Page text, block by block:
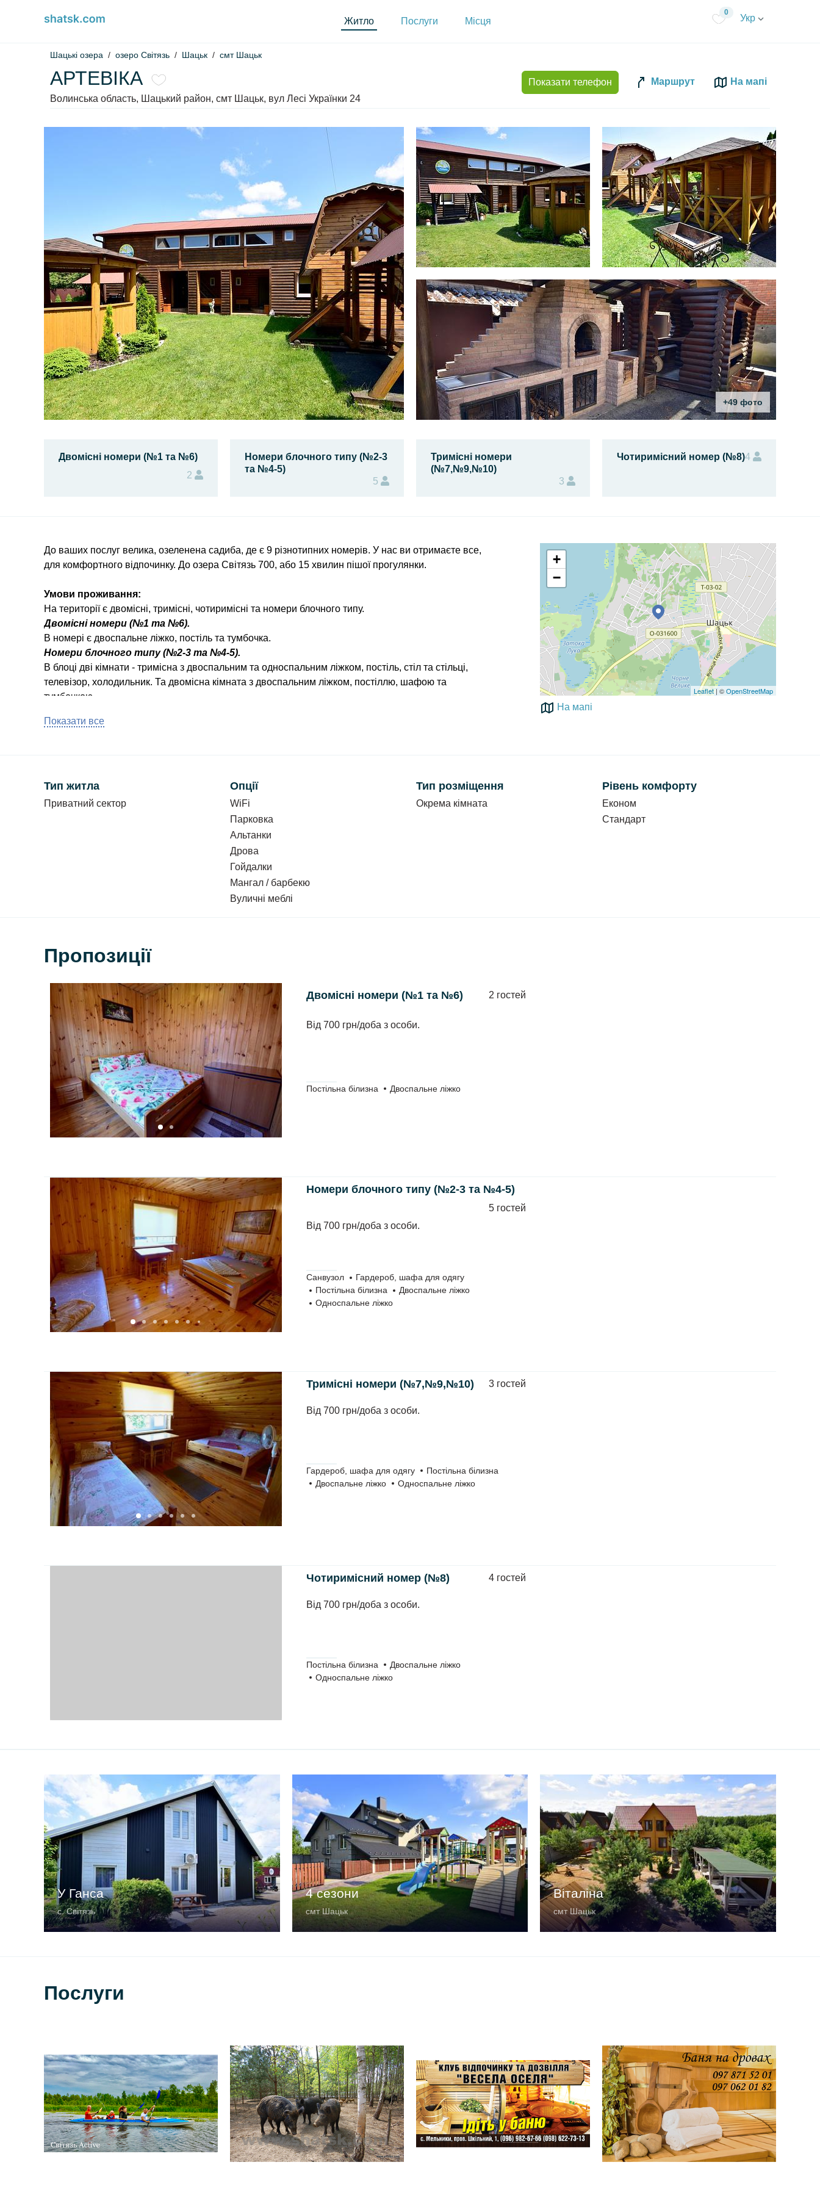
Житло Послуги Місця
0
Укр
Шацькі озера озеро Світязь Шацьк смт Шацьк
АРТЕВІКА
Волинська область, Шацький район, смт Шацьк, вул Лесі Українки 24
Показати телефон Маршрут На мапі
+49 фото
Двомісні номери (№1 та №6)
2
Номери блочного типу (№2-3
та №4-5)
5
Тримісні номери
(№7,№9,№10)
3
Чотиримісний номер (№8)4
До ваших послуг велика, озеленена садиба, де є 9 різнотипних номерів. У нас ви отримаєте все,
для комфортного відпочинку. До озера Світязь 700, або 15 хвилин пішої прогулянки.
Умови проживання:
На території є двомісні, тримісні, чотиримісні та номери блочного типу.
Двомісні номери (№1 та №6).
В номері є двоспальне ліжко, постіль та тумбочка.
Номери блочного типу (№2-3 та №4-5).
В блоці дві кімнати - тримісна з двоспальним та односпальним ліжком, постіль, стіл та стільці,
телевізор, холодильник. Та двомісна кімната з двоспальним ліжком, постіллю, шафою та
тумбочкою.
Тримісні номери (№7,№9,№10).
В номері - двоспальне та два односпальні ліжка, постіль, тумбочки та стіл.
Номери на другому поверсі мають спільний санвузол (душ, туалет, умивальник).
гойдалка;
дитячий майданчик;
пісочниця;
5 альтанок;
дрова (за окрему плату);
ставок, де можна рибалити;
8 мангалів;
шампура;
решітки-гриль.
Показати все
+
−
Leaflet| ©OpenStreetMap
На мапі
Тип житла
Приватний сектор
Опції
WiFi
Парковка
Альтанки
Дрова
Гойдалки
Мангал / барбекю
Вуличні меблі
Тип розміщення
Окрема кімната
Рівень комфорту
Економ
Стандарт
Пропозиції
Двомісні номери (№1 та №6) 2 гостей
Від 700 грн/доба з особи.
Постільна білизна Двоспальне ліжко
Номери блочного типу (№2-3 та №4-5)
5 гостей
Від 700 грн/доба з особи.
Санвузол
Гардероб, шафа для одягу
Постільна білизна
Двоспальне ліжко
Односпальне ліжко
Тримісні номери (№7,№9,№10) 3 гостей
Від 700 грн/доба з особи.
Гардероб, шафа для одягу
Постільна білизна
Двоспальне ліжко
Односпальне ліжко
Чотиримісний номер (№8) 4 гостей
Від 700 грн/доба з особи.
Постільна білизна
Двоспальне ліжко
Односпальне ліжко
У Ганса
c. Світязь
4 сезони
смт Шацьк
Віталіна
смт Шацьк
Послуги